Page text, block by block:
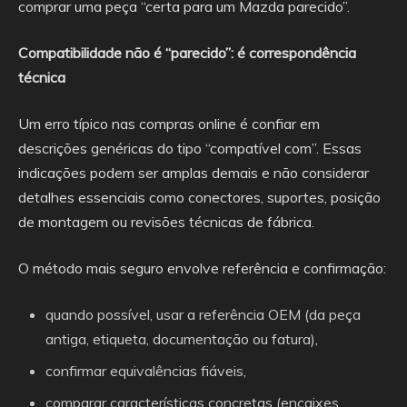
comprar uma peça “certa para um Mazda parecido”.
Compatibilidade não é “parecido”: é correspondência
técnica
Um erro típico nas compras online é confiar em
descrições genéricas do tipo “compatível com”. Essas
indicações podem ser amplas demais e não considerar
detalhes essenciais como conectores, suportes, posição
de montagem ou revisões técnicas de fábrica.
O método mais seguro envolve referência e confirmação:
quando possível, usar a referência OEM (da peça
antiga, etiqueta, documentação ou fatura),
confirmar equivalências fiáveis,
comparar características concretas (encaixes,